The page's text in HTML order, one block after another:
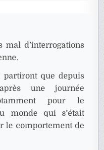
mal d’interrogations
partiront que depuis
une journée
pour le
monde qui s’était
le comportement de